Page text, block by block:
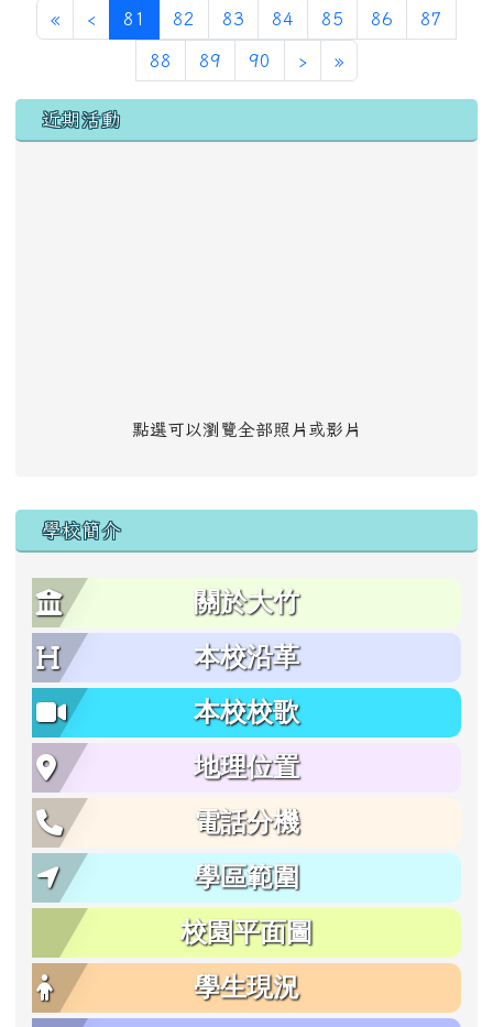
«第一頁
‹ 上一頁
81 (目前頁次)
82 83 84 85 86 87
88 89 90 ›下一頁
»最後頁
左邊區域內容
近期活動
點選可以瀏覽全部照片或影片
學校簡介
關於大竹
本校沿革
本校校歌
地理位置
電話分機
學區範圍
校園平面圖
學生現況